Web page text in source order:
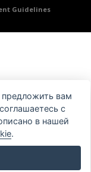
Guidelines
вам
с
в нашей
.